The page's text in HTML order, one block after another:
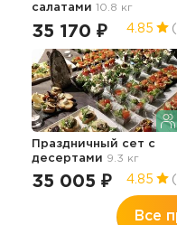
салатами 10.8 кг
35 170 ₽ 4.85
Праздничный сет с
десертами 9.3 кг
35 005 ₽ 4.85
Все